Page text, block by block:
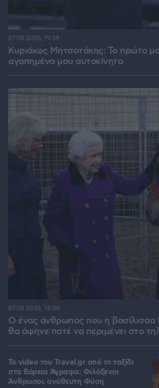
Κυριάκος Μητσοτάκης: Το πρώτο
αγαπημένο μου αυτοκίνητο
07.08.2026, 19:39
Ο ένας άνθρωπος που η βασίλισσα
θα άφηνε ποτέ να περιμένει στο
07.08.2026, 14:00
To video του Travel.gr από το ταξίδι
στα Βόρεια Άγραφα: Φιλόξενοι
Άνθρωποι, ανόθευτη Φύση